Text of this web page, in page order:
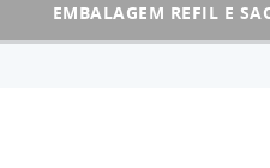
EMBALAGEM REFIL E